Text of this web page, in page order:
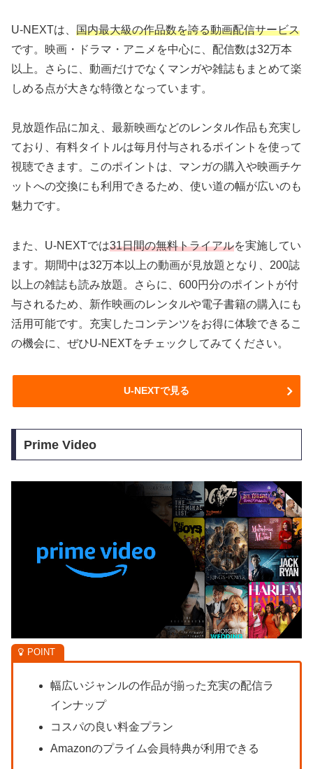
U-NEXTは、 国内最大級の作品数を誇る動画配信サービス
です。映画・ドラマ・アニメを中心に、配信数は32万本
以上。さらに、動画だけでなくマンガや雑誌もまとめて楽
しめる点が大きな特徴となっています。
見放題作品に加え、最新映画などのレンタル作品も充実し
ており、有料タイトルは毎月付与されるポイントを使って
視聴できます。このポイントは、マンガの購入や映画チケ
ットへの交換にも利用できるため、使い道の幅が広いのも
魅力です。
また、U-NEXTでは31日間の無料トライアルを実施してい
ます。期間中は32万本以上の動画が見放題となり、200誌
以上の雑誌も読み放題。さらに、600円分のポイントが付
与されるため、新作映画のレンタルや電子書籍の購入にも
活用可能です。充実したコンテンツをお得に体験できるこ
の機会に、ぜひU-NEXTをチェックしてみてください。
U-NEXTで見る
Prime Video
幅広いジャンルの作品が揃った充実の配信ラ
インナップ
コスパの良い料金プラン
Amazonのプライム会員特典が利用できる